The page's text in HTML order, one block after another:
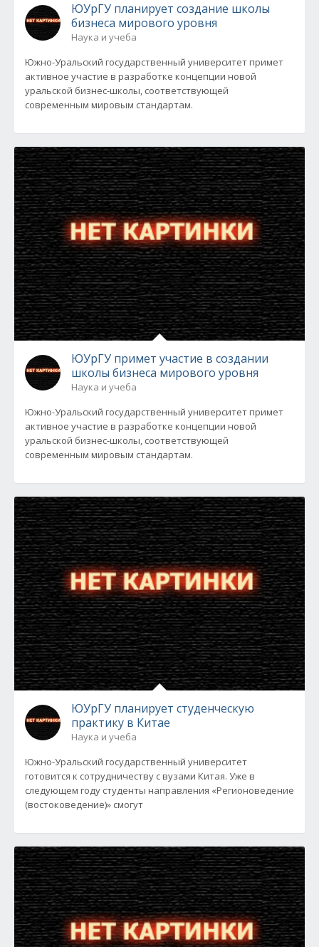
ЮУрГУ планирует создание школы
бизнеса мирового уровня
Наука и учеба
Южно-Уральский государственный университет примет
активное участие в разработке концепции новой
уральской бизнес-школы, соответствующей
современным мировым стандартам.
ЮУрГУ примет участие в создании
школы бизнеса мирового уровня
Наука и учеба
Южно-Уральский государственный университет примет
активное участие в разработке концепции новой
уральской бизнес-школы, соответствующей
современным мировым стандартам.
ЮУрГУ планирует студенческую
практику в Китае
Наука и учеба
Южно-Уральский государственный университет
готовится к сотрудничеству с вузами Китая. Уже в
следующем году студенты направления «Регионоведение
(востоковедение)» смогут